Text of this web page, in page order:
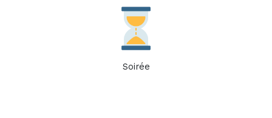
Soirée